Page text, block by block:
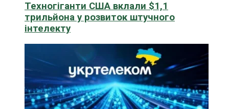
Техногіганти США вклали $1,1
трильйона у розвиток штучного
інтелекту